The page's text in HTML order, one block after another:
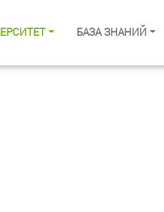
БАЗА ЗНАНИЙ